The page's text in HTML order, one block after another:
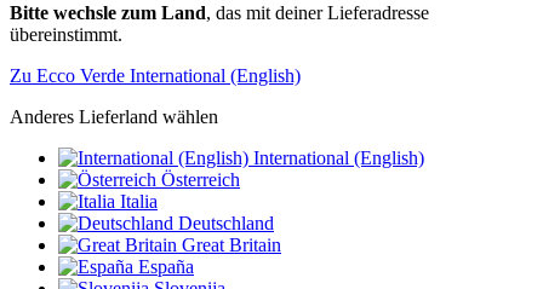
Bitte wechsle zum Land, das mit deiner Lieferadresse
übereinstimmt.
Zu Ecco Verde International (English)
Anderes Lieferland wählen
International (English)
Österreich
Italia
Deutschland
Great Britain
España